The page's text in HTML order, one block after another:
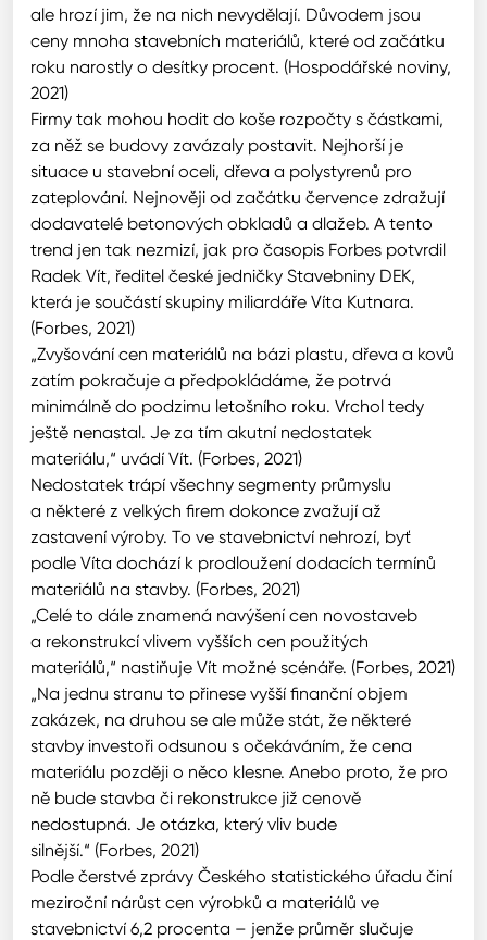
ale hrozí jim, že na nich nevydělají. Důvodem jsou
ceny mnoha stavebních materiálů, které od začátku
roku narostly o desítky procent. (Hospodářské noviny,
2021)
Firmy tak mohou hodit do koše rozpočty s částkami,
za něž se budovy zavázaly postavit. Nejhorší je
situace u stavební oceli, dřeva a polystyrenů pro
zateplování. Nejnověji od začátku července zdražují
dodavatelé betonových obkladů a dlažeb. A tento
trend jen tak nezmizí, jak pro časopis Forbes potvrdil
Radek Vít, ředitel české jedničky Stavebniny DEK,
která je součástí skupiny miliardáře Víta Kutnara.
(Forbes, 2021)
„Zvyšování cen materiálů na bázi plastu, dřeva a kovů
zatím pokračuje a předpokládáme, že potrvá
minimálně do podzimu letošního roku. Vrchol tedy
ještě nenastal. Je za tím akutní nedostatek
materiálu,“ uvádí Vít. (Forbes, 2021)
Nedostatek trápí všechny segmenty průmyslu
a některé z velkých firem dokonce zvažují až
zastavení výroby. To ve stavebnictví nehrozí, byť
podle Víta dochází k prodloužení dodacích termínů
materiálů na stavby. (Forbes, 2021)
„Celé to dále znamená navýšení cen novostaveb
a rekonstrukcí vlivem vyšších cen použitých
materiálů,“ nastiňuje Vít možné scénáře. (Forbes, 2021)
„Na jednu stranu to přinese vyšší finanční objem
zakázek, na druhou se ale může stát, že některé
stavby investoři odsunou s očekáváním, že cena
materiálu později o něco klesne. Anebo proto, že pro
ně bude stavba či rekonstrukce již cenově
nedostupná. Je otázka, který vliv bude
silnější.“ (Forbes, 2021)
Podle čerstvé zprávy Českého statistického úřadu činí
meziroční nárůst cen výrobků a materiálů ve
stavebnictví 6,2 procenta – jenže průměr slučuje